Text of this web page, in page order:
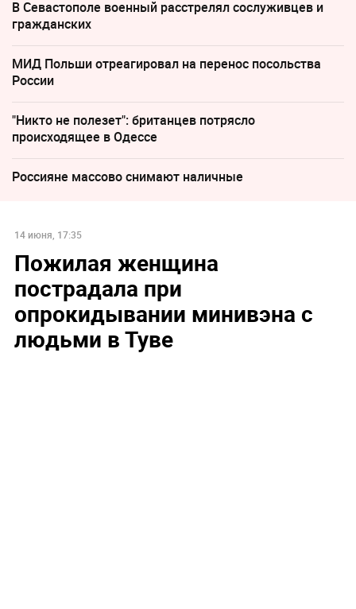
В Севастополе военный расстрелял сослуживцев и
гражданских
МИД Польши отреагировал на перенос посольства
России
"Никто не полезет": британцев потрясло
происходящее в Одессе
Россияне массово снимают наличные
14 июня, 17:35
Пожилая женщина
пострадала при
опрокидывании минивэна с
людьми в Туве